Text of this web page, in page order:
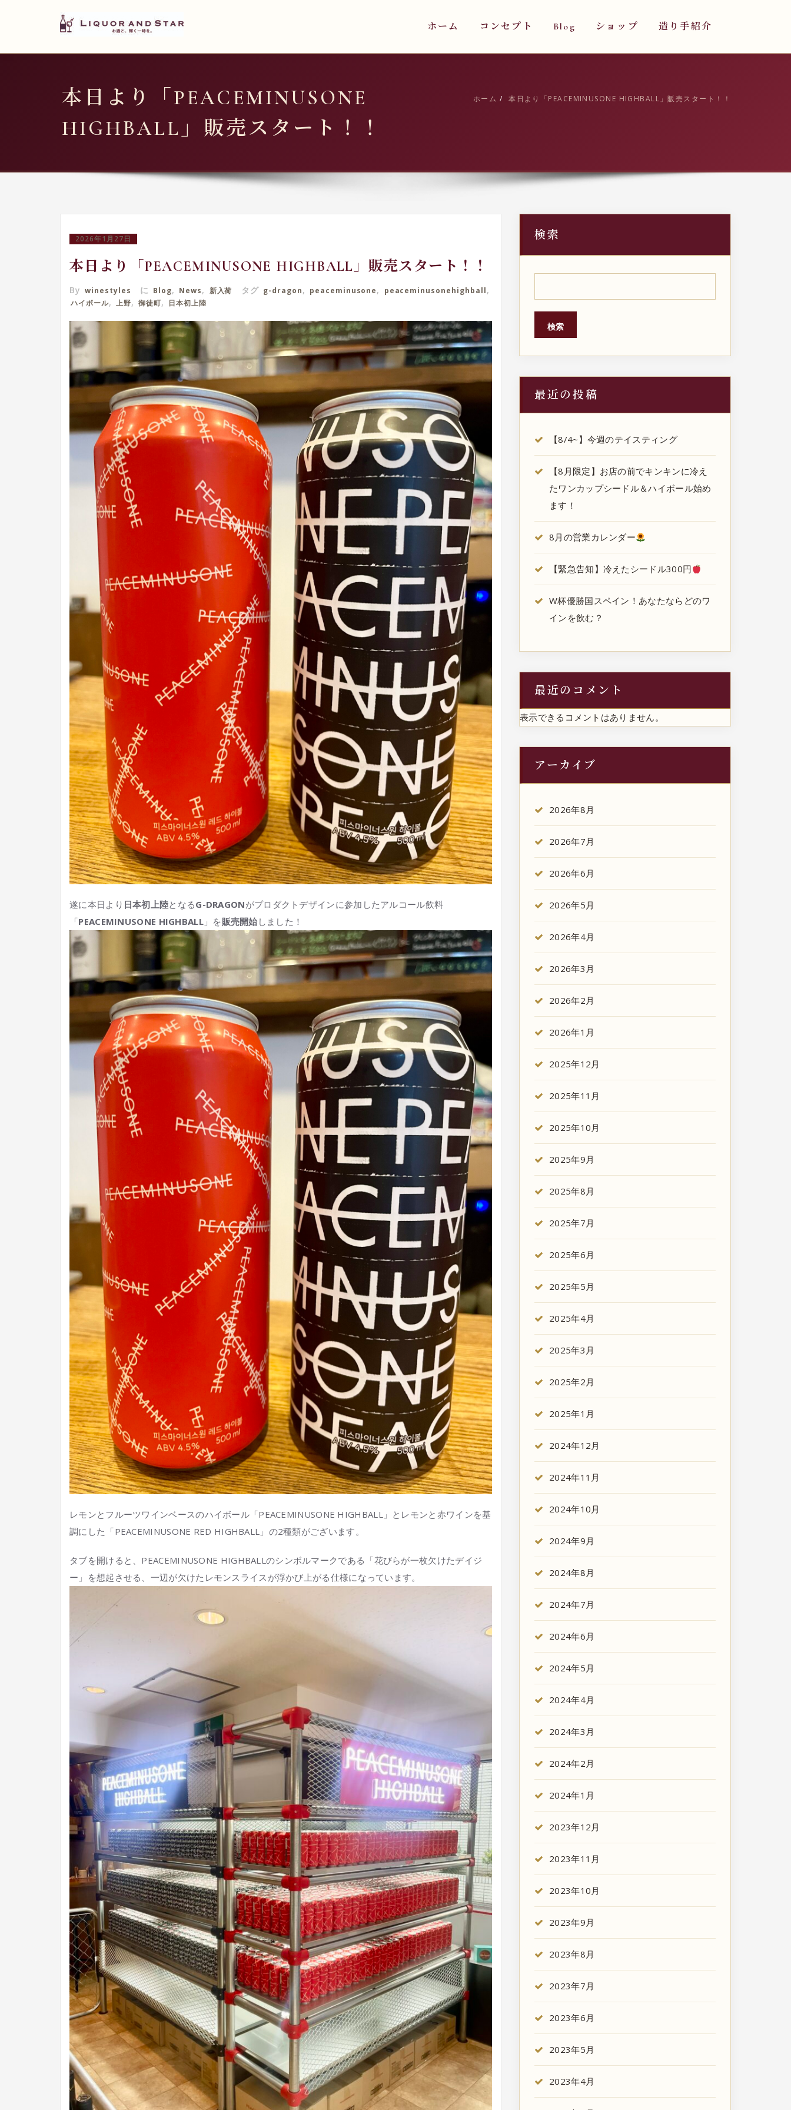
LIQUOR AND STAR
世界のリカーショップ ホーム コンセプト Blog ショップ 造り手紹介
本日より「PEACEMINUSONE
HIGHBALL」販売スタート！！
ホーム 本日より「PEACEMINUSONE HIGHBALL」販売スタート！！
2026年1月27日
本日より「PEACEMINUSONE HIGHBALL」販売スタート！！
By winestyles に Blog, News, 新入荷 タグ g-dragon, peaceminusone, peaceminusonehighball,
ハイボール, 上野, 御徒町, 日本初上陸
遂に本日より 日本初上陸となるG-DRAGONがプロダクトデザインに参加したアルコール飲料
「PEACEMINUSONE HIGHBALL」を販売開始 しました！
レモンとフルーツワインベースのハイボール「PEACEMINUSONE HIGHBALL」とレモンと赤ワインを基
調にした「PEACEMINUSONE RED HIGHBALL」の2種類がございます。
タブを開けると、PEACEMINUSONE HIGHBALLのシンボルマークである「花びらが一枚欠けたデイジ
ー」を想起させる、一辺が欠けたレモンスライスが浮かび上がる仕様になっています。
検索
検索
最近の投稿
【8/4~】今週のテイスティング
【8月限定】お店の前でキンキンに冷え
たワンカップシードル＆ハイボール始め
ます！
8月の営業カレンダー
【緊急告知】冷えたシードル300円
W杯優勝国スペイン！あなたならどのワ
インを飲む？
最近のコメント
表示できるコメントはありません。
アーカイブ
2026年8月
2026年7月
2026年6月
2026年5月
2026年4月
2026年3月
2026年2月
2026年1月
2025年12月
2025年11月
2025年10月
2025年9月
2025年8月
2025年7月
2025年6月
2025年5月
2025年4月
2025年3月
2025年2月
2025年1月
2024年12月
2024年11月
2024年10月
2024年9月
2024年8月
2024年7月
2024年6月
2024年5月
2024年4月
2024年3月
2024年2月
2024年1月
2023年12月
2023年11月
2023年10月
2023年9月
2023年8月
2023年7月
2023年6月
2023年5月
2023年4月